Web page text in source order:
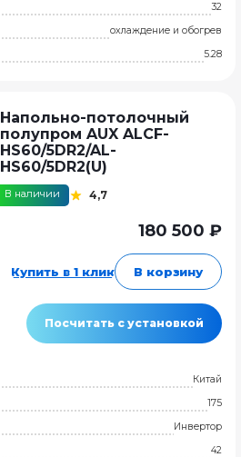
32
охлаждение и обогрев
5.28
Напольно-потолочный
полупром AUX ALCF-
HS60/5DR2/AL-
HS60/5DR2(U)
В наличии 4,7
180 500 ₽
Купить в 1 клик В корзину
Посчитать с установкой
Китай
175
Инвертор
42